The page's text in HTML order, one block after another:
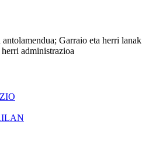
Garraio eta herri lanak
administrazioa